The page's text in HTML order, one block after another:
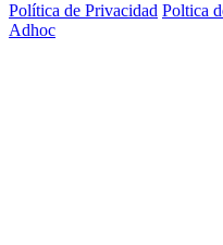
Política de Privacidad Poltica
Adhoc